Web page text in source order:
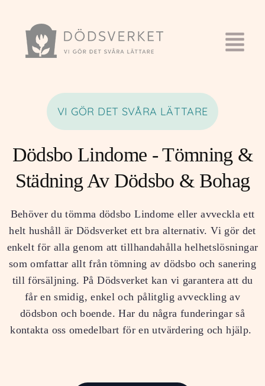
VI GÖR DET SVÅRA LÄTTARE
Dödsbo Lindome - Tömning &
Städning Av Dödsbo & Bohag
Behöver du tömma dödsbo Lindome eller avveckla ett
helt hushåll är Dödsverket ett bra alternativ. Vi gör det
enkelt för alla genom att tillhandahålla helhetslösningar
som omfattar allt från tömning av dödsbo och sanering
till försäljning. På Dödsverket kan vi garantera att du
får en smidig, enkel och pålitglig avveckling av
dödsbon och boende. Har du några funderingar så
kontakta oss omedelbart för en utvärdering och hjälp.